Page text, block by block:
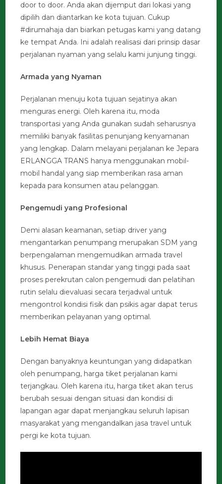
door to door. Anda akan dijemput dari lokasi yang
dipilih dan diantarkan ke kota tujuan. Cukup
#dirumahaja dan biarkan petugas kami yang datang
ke tempat Anda. Ini adalah realisasi dari prinsip dasar
perjalanan nyaman yang selalu kami junjung tinggi.
Armada yang Nyaman
Perjalanan menuju kota tujuan sejatinya akan
menguras energi. Oleh karena itu, moda
transportasi yang Anda gunakan sudah seharusnya
memiliki banyak fasilitas penunjang kenyamanan
yang lengkap. Dalam melayani perjalanan ke Jepara
ERLANGGA TRANS hanya menggunakan mobil-
mobil handal yang siap memberikan rasa aman
kepada para konsumen atau pelanggan.
Pengemudi yang Profesional
Demi alasan keamanan, setiap driver yang
mengantarkan penumpang merupakan SDM yang
berpengalaman mengemudikan armada travel
khusus. Penerapan standar yang tinggi pada saat
proses perekrutan calon pengemudi dan pelatihan
rutin selalu dievaluasi secara terjadwal untuk
mengontrol kondisi fisik dan psikis agar dapat terus
memberikan pelayanan yang optimal.
Lebih Hemat Biaya
Dengan banyaknya keuntungan yang didapatkan
oleh penumpang, harga tiket perjalanan kami
terjangkau. Oleh karena itu, harga tiket akan terus
berubah sesuai dengan situasi dan kondisi di
lapangan agar dapat menjangkau seluruh lapisan
masyarakat yang mengandalkan jasa travel untuk
pergi ke kota tujuan.